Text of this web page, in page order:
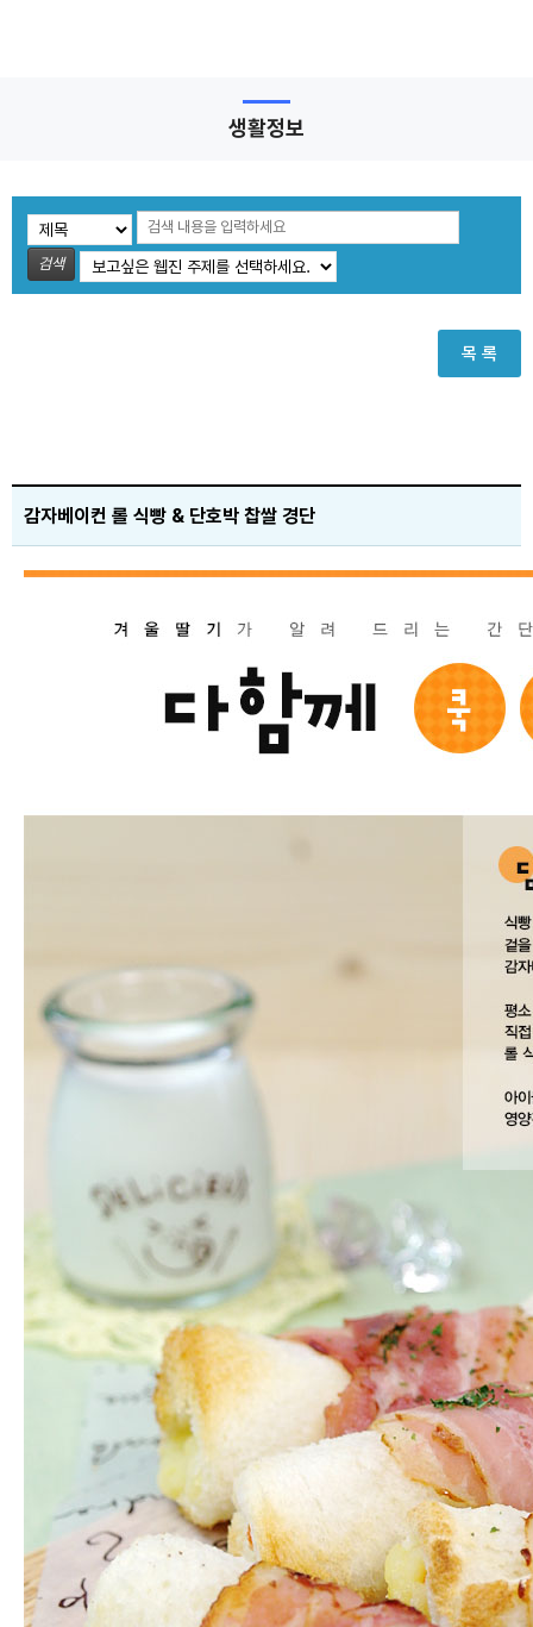
생활정보
검색
목 록
감자베이컨 롤 식빵 & 단호박 찹쌀 경단